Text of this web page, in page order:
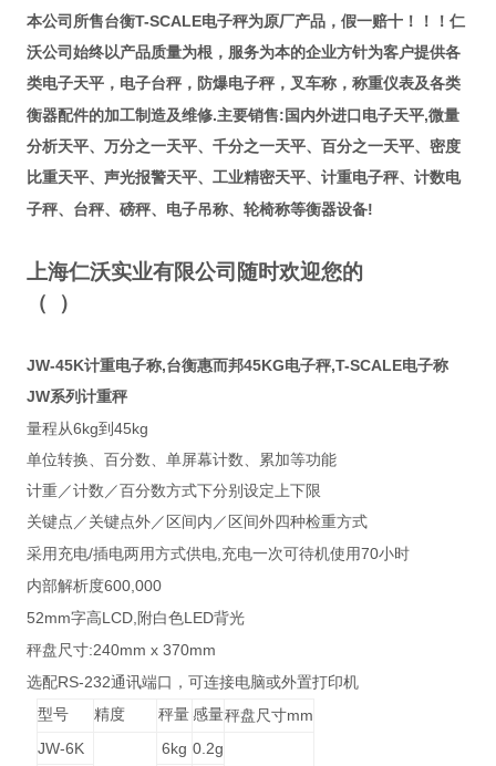
本公司所售台衡T-SCALE电子秤为原厂产品，假一赔十！！！仁
沃公司始终以产品质量为根，服务为本的企业方针为客户提供各
类电子天平，电子台秤，防爆电子秤，叉车称，称重仪表及各类
衡器配件的加工制造及维修.主要销售: 国内外进口电子天平,微量
分析天平、万分之一天平、千分之一天平、百分之一天平、密度
比重天平、声光报警天平、工业精密天平、计重电子秤、计数电
子秤、台秤、磅秤、电子吊称、轮椅称等衡器设备!
上海仁沃实业有限公司随时欢迎您的
（
）
JW-45K计重电子称,台衡惠而邦45KG电子秤,T-SCALE电子称
JW系列计重秤
量程从6kg到 45kg
单位转换、百分数、单屏幕计数、累加等功能
计重／计数／百分数方式下分别设定上下限
关键点／关键点外／区间内／区间外四种检重方式
采用充电/插电两用方式供电,充电一次可待机使用70小时
内部解析度600,000
52mm字高LCD, 附白色LED背光
秤盘尺寸:240mm x 370mm
选配RS-232通讯端口，可连接电脑或外置打印机
型号
精度 秤量 感量秤盘尺寸mm
JW-6K
6kg 0.2g